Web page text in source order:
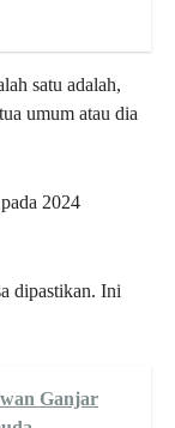
satu adalah,
umum atau dia
2024
dipastikan. Ini
Ganjar